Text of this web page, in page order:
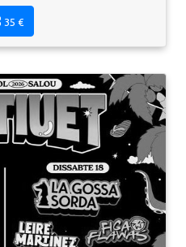
35 €